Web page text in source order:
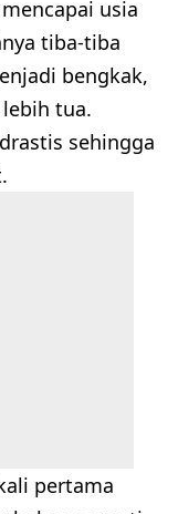
usia
tiba-tiba
bengkak,
tua.
sehingga
pertama